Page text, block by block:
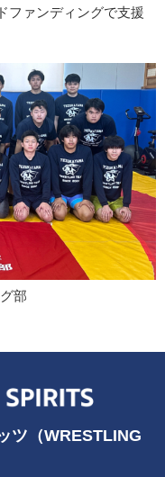
ファンディングで支援
部
ツ（WRESTLING